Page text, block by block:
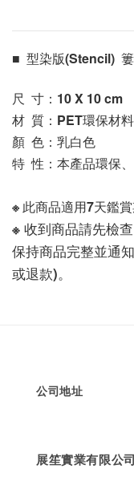
■  型染版(Stencil)
尺  寸：10 X 10 cm
材  質：PET環保材料
顏  色：乳白色
特  性：本產品環保
※ 此商品適用7天鑑賞
※ 收到商品請先檢
保持商品完整並通
或退款)。
公司地址
展笙實業有限公